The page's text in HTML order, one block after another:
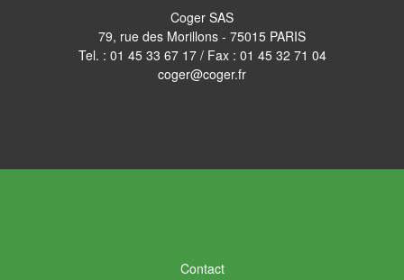
Coger SAS
79, rue des Morillons - 75015 PARIS
Tel. : 01 45 33 67 17/ Fax : 01 45 32 71 04
coger@coger.fr
Contact